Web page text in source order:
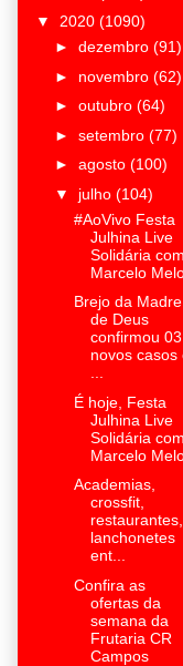
▼ 2020 (1090)
► dezembro (91)
► novembro (62)
► outubro (64)
► setembro (77)
► agosto (100)
▼ julho (104)
#AoVivo Festa
Julhina Live
Solidária com
Marcelo
Brejo da Madre
de Deus
confirmou 03
novos casos
...
É hoje, Festa
Julhina Live
Solidária com
Marcelo
Academias,
crossfit,
restaurantes,
lanchonetes
ent...
Confira as
ofertas da
semana da
Frutaria CR
Campos